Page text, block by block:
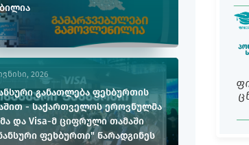
2026
განათლება ფეხბურთის
- საქართველოს ეროვნულმა
და Visa-მ ციფრული თამაში
ფეხბურთი" წარადგინეს